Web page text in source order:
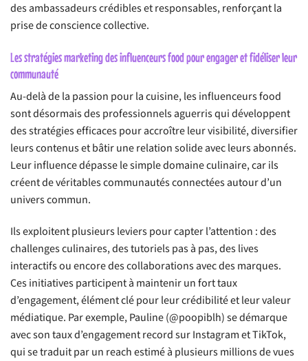
des ambassadeurs crédibles et responsables, renforçant la
prise de conscience collective.
Les stratégies marketing des influenceurs food pour engager et fidéliser leur
communauté
Au-delà de la passion pour la cuisine, les influenceurs food
sont désormais des professionnels aguerris qui développent
des stratégies efficaces pour accroître leur visibilité, diversifier
leurs contenus et bâtir une relation solide avec leurs abonnés.
Leur influence dépasse le simple domaine culinaire, car ils
créent de véritables communautés connectées autour d’un
univers commun.
Ils exploitent plusieurs leviers pour capter l’attention : des
challenges culinaires, des tutoriels pas à pas, des lives
interactifs ou encore des collaborations avec des marques.
Ces initiatives participent à maintenir un fort taux
d’engagement, élément clé pour leur crédibilité et leur valeur
médiatique. Par exemple, Pauline (@poopiblh) se démarque
avec son taux d’engagement record sur Instagram et TikTok,
qui se traduit par un reach estimé à plusieurs millions de vues